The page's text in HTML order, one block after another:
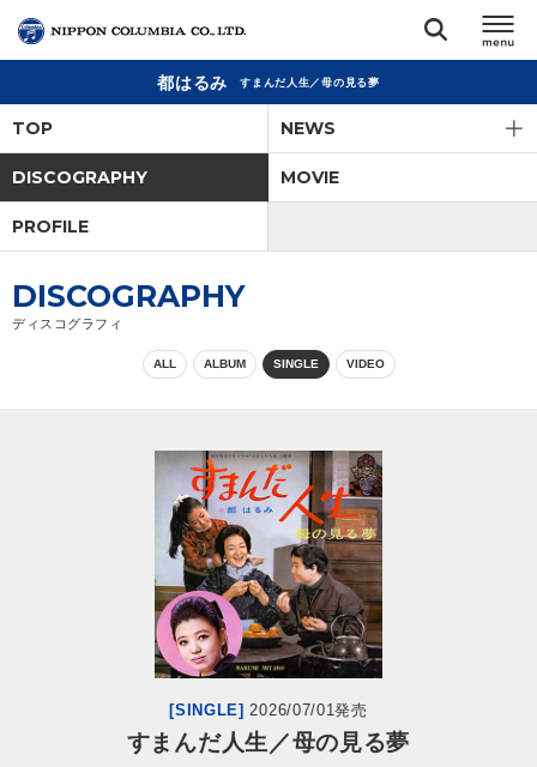
閉じる
アーティスト
ジャンル
都はるみ すまんだ人生／母の見る夢
TOP NEWS
DISCOGRAPHY MOVIE
PROFILE
DISCOGRAPHY
ディスコグラフィ
ALL ALBUM SINGLE VIDEO
[SINGLE] 2026/07/01発売
すまんだ人生／母の見る夢